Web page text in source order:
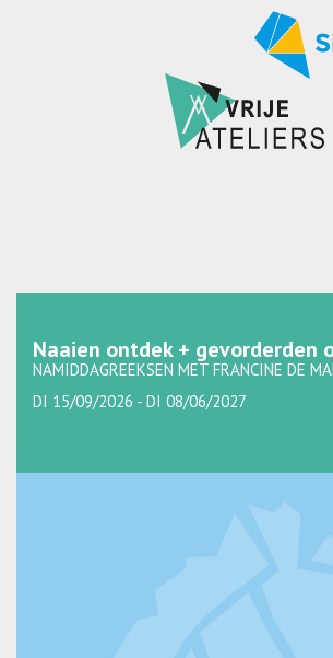
Naaien ontdek + gevorderden
NAMIDDAGREEKSEN MET FRANCINE DE
DI 15/09/2026 - DI 08/06/2027